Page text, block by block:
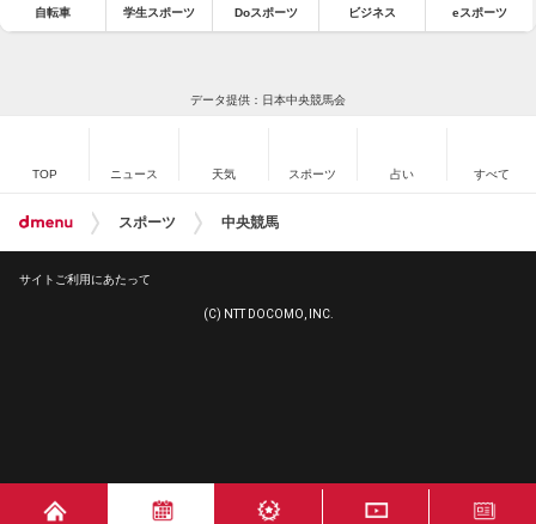
自転車 学生スポーツ Doスポーツ ビジネス eスポーツ
データ提供：日本中央競馬会
TOP ニュース 天気 スポーツ 占い すべて
スポーツ 中央競馬
サイトご利用にあたって
(C) NTT DOCOMO, INC.